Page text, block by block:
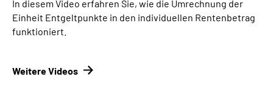
In diesem Video erfahren Sie, wie die Umrechnung der
Einheit Entgeltpunkte in den individuellen Rentenbetrag
funktioniert.
Weitere Videos